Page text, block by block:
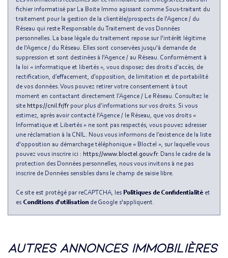
Taxe habitation 13,38 %
Taxe foncière
Habitants de moins de 25 ans 26,30 %
Habitants de 25 à 55 ans 54,66 %
Habitants de plus de 55 ans 19,03 %
Nombre d'enfants par famille 0,84
Familles sans enfant 50,23 %
Familles avec 1 ou 2 enfants 0 %
Maisons 0,71 %
Appartements 99,29 %
fichier informatisé par La Boite Immo agissant comme Sous-traitant du
traitement pour la gestion de la clientèle/prospects de l'Agence / du
Réseau qui reste Responsable du Traitement de vos Données
personnelles. La base légale du traitement repose sur l'intérêt légitime
de l'Agence / du Réseau. Elles sont conservées jusqu'à demande de
suppression et sont destinées à l'Agence / au Réseau. Conformément à
la loi « informatique et libertés », vous disposez des droits d’accès, de
rectification, d’effacement, d’opposition, de limitation et de portabilité
de vos données. Vous pouvez retirer votre consentement à tout
moment en contactant directement l’Agence / Le Réseau. Consultez le
site https://cnil.fr/frpour plus d’informations sur vos droits. Si vous
estimez, après avoir contacté l'Agence / le Réseau, que vos droits «
Informatique et Libertés » ne sont pas respectés, vous pouvez adresser
une réclamation à la CNIL. Nous vous informons de l’existence de la liste
d'opposition au démarchage téléphonique « Bloctel », sur laquelle vous
pouvez vous inscrire ici : https://www.bloctel.gouv.fr. Dans le cadre de la
protection des Données personnelles, nous vous invitons à ne pas
inscrire de Données sensibles dans le champ de saisie libre.
Ce site est protégé par reCAPTCHA, les Politiques de Confidentialité et
es Conditions d'utilisation de Google s'appliquent.
autres annonces immobilières